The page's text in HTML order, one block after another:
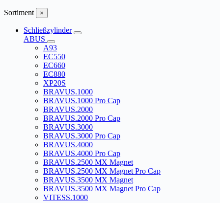
Sortiment ×
Schließzylinder
ABUS
A93
EC550
EC660
EC880
XP20S
BRAVUS.1000
BRAVUS.1000 Pro Cap
BRAVUS.2000
BRAVUS.2000 Pro Cap
BRAVUS.3000
BRAVUS.3000 Pro Cap
BRAVUS.4000
BRAVUS.4000 Pro Cap
BRAVUS.2500 MX Magnet
BRAVUS.2500 MX Magnet Pro Cap
BRAVUS.3500 MX Magnet
BRAVUS.3500 MX Magnet Pro Cap
VITESS.1000